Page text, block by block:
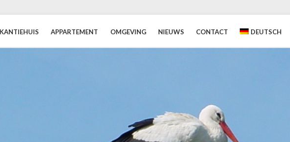
APPARTEMENT OMGEVING NIEUWS CONTACT DEUTSCH